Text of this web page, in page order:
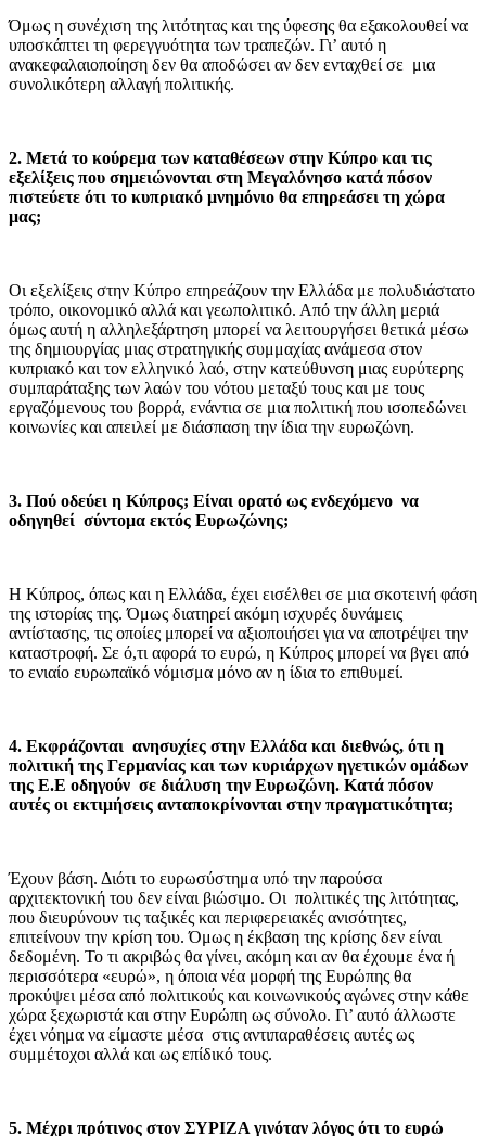
Όμως η συνέχιση της λιτότητας και της ύφεσης θα εξακολουθεί να
υποσκάπτει τη φερεγγυότητα των τραπεζών. Γι’ αυτό η
ανακεφαλαιοποίηση δεν θα αποδώσει αν δεν ενταχθεί σε μια
συνολικότερη αλλαγή πολιτικής.
2. Μετά το κούρεμα των καταθέσεων στην Κύπρο και τις
εξελίξεις που σημειώνονται στη Μεγαλόνησο κατά πόσον
πιστεύετε ότι το κυπριακό μνημόνιο θα επηρεάσει τη χώρα
μας;
Οι εξελίξεις στην Κύπρο επηρεάζουν την Ελλάδα με πολυδιάστατο
τρόπο, οικονομικό αλλά και γεωπολιτικό. Από την άλλη μεριά
όμως αυτή η αλληλεξάρτηση μπορεί να λειτουργήσει θετικά μέσω
της δημιουργίας μιας στρατηγικής συμμαχίας ανάμεσα στον
κυπριακό και τον ελληνικό λαό, στην κατεύθυνση μιας ευρύτερης
συμπαράταξης των λαών του νότου μεταξύ τους και με τους
εργαζόμενους του βορρά, ενάντια σε μια πολιτική που ισοπεδώνει
κοινωνίες και απειλεί με διάσπαση την ίδια την ευρωζώνη.
3. Πού οδεύει η Κύπρος; Είναι ορατό ως ενδεχόμενο να
οδηγηθεί σύντομα εκτός Ευρωζώνης;
Η Κύπρος, όπως και η Ελλάδα, έχει εισέλθει σε μια σκοτεινή φάση
της ιστορίας της. Όμως διατηρεί ακόμη ισχυρές δυνάμεις
αντίστασης, τις οποίες μπορεί να αξιοποιήσει για να αποτρέψει την
καταστροφή. Σε ό,τι αφορά το ευρώ, η Κύπρος μπορεί να βγει από
το ενιαίο ευρωπαϊκό νόμισμα μόνο αν η ίδια το επιθυμεί.
4. Εκφράζονται ανησυχίες στην Ελλάδα και διεθνώς, ότι η
πολιτική της Γερμανίας και των κυριάρχων ηγετικών ομάδων
της Ε.Ε οδηγούν σε διάλυση την Ευρωζώνη. Κατά πόσον
αυτές οι εκτιμήσεις ανταποκρίνονται στην πραγματικότητα;
Έχουν βάση. Διότι το ευρωσύστημα υπό την παρούσα
αρχιτεκτονική του δεν είναι βιώσιμο. Οι πολιτικές της λιτότητας,
που διευρύνουν τις ταξικές και περιφερειακές ανισότητες,
επιτείνουν την κρίση του. Όμως η έκβαση της κρίσης δεν είναι
δεδομένη. Το τι ακριβώς θα γίνει, ακόμη και αν θα έχουμε ένα ή
περισσότερα «ευρώ», η όποια νέα μορφή της Ευρώπης θα
προκύψει μέσα από πολιτικούς και κοινωνικούς αγώνες στην κάθε
χώρα ξεχωριστά και στην Ευρώπη ως σύνολο. Γι’ αυτό άλλωστε
έχει νόημα να είμαστε μέσα στις αντιπαραθέσεις αυτές ως
συμμέτοχοι αλλά και ως επίδικό τους.
5. Μέχρι πρότινος στον ΣΥΡΙΖΑ γινόταν λόγος ότι το ευρώ